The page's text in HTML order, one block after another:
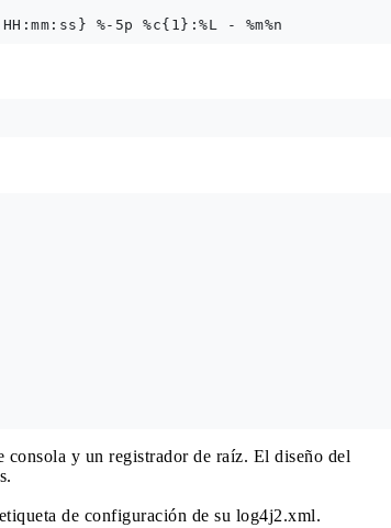
y un registrador de raíz. El diseño del
de configuración de su log4j2.xml.